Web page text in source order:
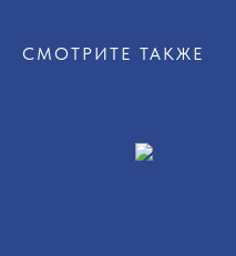
СМОТРИТЕ ТАКЖЕ